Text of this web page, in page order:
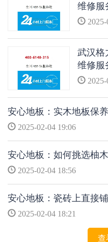
维修服
空调问
武汉格
维修服
空调问
安心地板：实木地板保
2025-02-04 19:06
安心地板：如何挑选柚
2025-02-04 18:56
安心地板：瓷砖上直接
2025-02-04 18:21
查